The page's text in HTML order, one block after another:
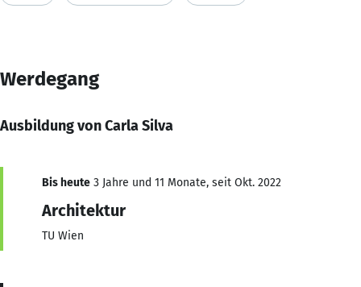
Werdegang
Ausbildung von Carla Silva
Bis heute 3 Jahre und 11 Monate, seit Okt. 2022
Architektur
TU Wien